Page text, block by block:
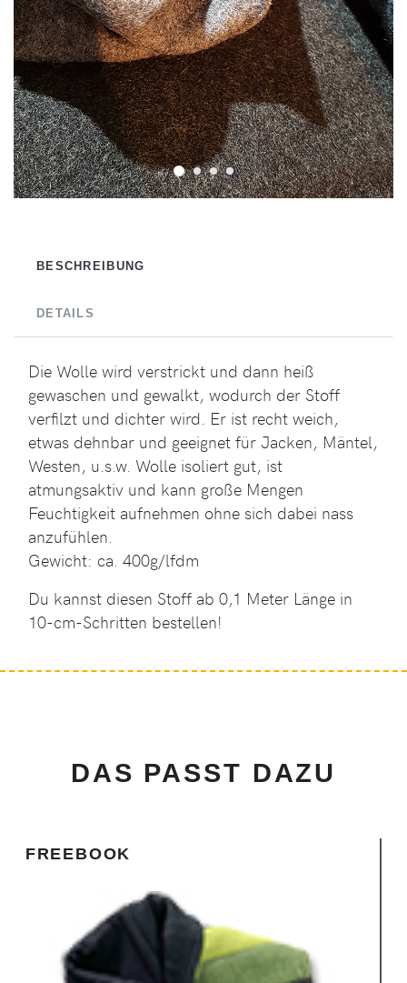
BESCHREIBUNG
DETAILS
Die Wolle wird verstrickt und dann heiß
gewaschen und gewalkt, wodurch der Stoff
verfilzt und dichter wird. Er ist recht weich,
etwas dehnbar und geeignet für Jacken, Mäntel,
Westen, u.s.w. Wolle isoliert gut, ist
atmungsaktiv und kann große Mengen
Feuchtigkeit aufnehmen ohne sich dabei nass
anzufühlen.
Gewicht: ca. 400g/lfdm
Du kannst diesen Stoff ab 0,1 Meter Länge in
10-cm-Schritten bestellen!
DAS PASST DAZU
FREEBOOK